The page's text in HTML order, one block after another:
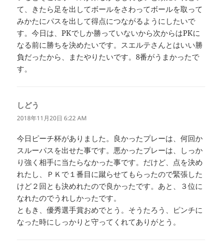
て、きたら足を出してボールをさわってボールを取って
みかたにパスを出して得点につながるようにしたいで
す。今日は、PKでしか勝っていないから次からはPKに
なる前に勝ちを決めたいです。スエルテさんとはいい勝
負だったから、またやりたいです。8番がうまかったで
す。
しどう
り:
2018年11月20日 6:22 AM
今日ピーチ杯がありました。良かったプレーは、何回か
スルーパスを出せた事です。悪かったプレーは、しっか
り強く相手に当たらなかった事です。だけど、点を決め
れたし、ＰＫで１番目に蹴らせてもらったので緊張した
けど２回とも決めれたので良かったです。あと、３位に
なれたのでうれしかったです。
ともき、優秀選手賞おめでとう。そうたろう、ピンチに
なった時にしっかりと守ってくれてありがとう。